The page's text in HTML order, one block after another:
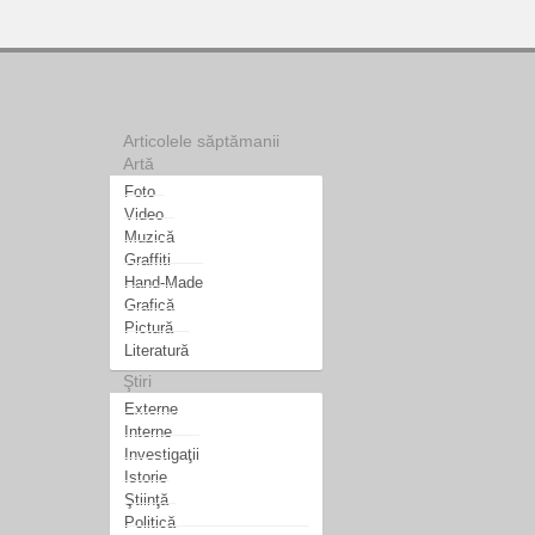
Articolele săptămanii
Artă
Foto
Video
Muzică
Graffiti
Hand-Made
Grafică
Pictură
Literatură
Ştiri
Externe
Interne
Investigaţii
Istorie
Ştiinţă
Politică